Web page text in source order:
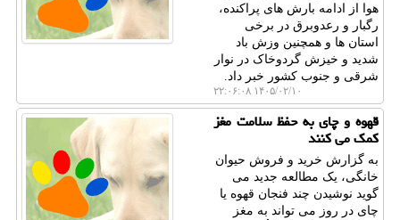
هوا از ادامه بارش های پراکنده،
رگبار و رعدوبرق در برخی
استان ها و همچنین وزش باد
شدید و خیزش گردوخاک در نوار
شرقی و جنوب کشور خبر داد.
۱۴۰۵/۰۲/۱۰ ۲۲:۰۶:۰۸
قهوه و چای به حفظ سلامت مغز
کمک می کنند
به گزارش خرید و فروش حیوان
خانگی، یک مطالعه جدید می
گوید نوشیدن چند فنجان قهوه یا
چای در روز می تواند به مغز